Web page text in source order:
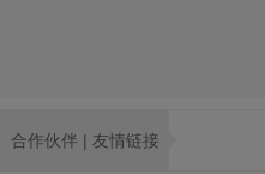
合作伙伴 | 友情链接